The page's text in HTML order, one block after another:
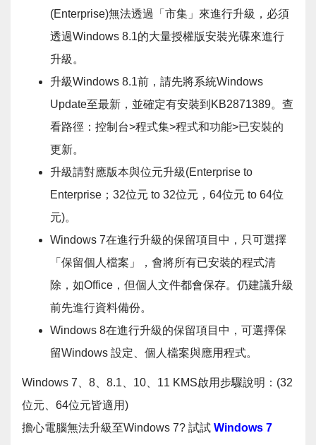
(Enterprise)無法透過「市集」來進行升級，必須
透過Windows 8.1的大量授權版安裝光碟來進行
升級。
升級Windows 8.1前，請先將系統Windows
Update至最新，並確定有安裝到KB2871389。查
看路徑：控制台>程式集>程式和功能>已安裝的
更新。
升級請對應版本與位元升級(Enterprise to
Enterprise；32位元 to 32位元，64位元 to 64位
元)。
Windows 7在進行升級的保留項目中，只可選擇
「保留個人檔案」，會將所有已安裝的程式清
除，如Office，但個人文件都會保存。仍建議升級
前先進行資料備份。
Windows 8在進行升級的保留項目中，可選擇保
留Windows 設定、個人檔案與應用程式。
Windows 7、8、8.1、10、11 KMS啟用步驟說明：(32
位元、64位元皆適用)
擔心電腦無法升級至Windows 7? 試試 Windows 7